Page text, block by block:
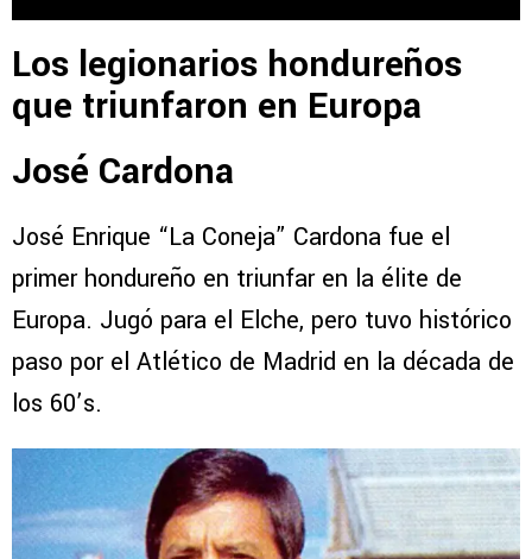
Los legionarios hondureños
que triunfaron en Europa
José Cardona
José Enrique “La Coneja” Cardona fue el
primer hondureño en triunfar en la élite de
Europa. Jugó para el Elche, pero tuvo histórico
paso por el Atlético de Madrid en la década de
los 60’s.